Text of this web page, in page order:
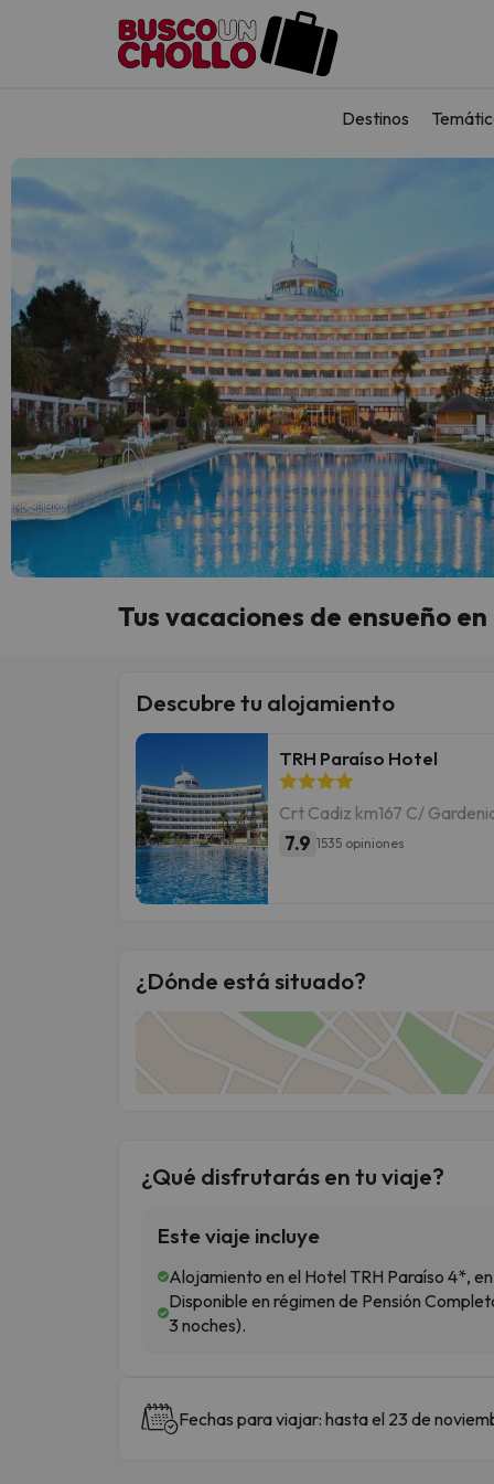
Destinos
Tus vacaciones de ensueño
Descubre tu alojamiento
TRH Paraíso Hotel
Crt Cadiz km167 C/
7.9 1535 opiniones
¿Dónde está situado?
¿Qué disfrutarás en tu viaje?
Este viaje incluye
Alojamiento en el Hotel TRH Paraíso 4*,
Disponible en régimen de Pensión
3 noches).
Fechas para viajar: hasta el 23 de